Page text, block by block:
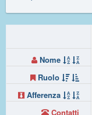
Nome
Ruolo
Afferenza
Contatti